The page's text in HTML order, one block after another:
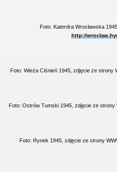
Foto: Katerdra Wrocławska
http://
Foto: Wieża Ciśnień 1945, zdjęcie ze strony
Foto: Ostrów Tumski 1945, zdjęcie ze strony
Foto: Rynek 1945, zdjęcie ze strony